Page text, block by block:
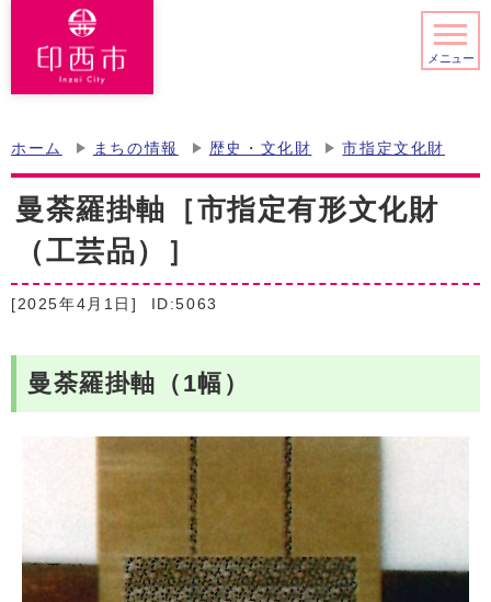
メニュー
ホーム まちの情報 歴史・文化財 市指定文化財
曼荼羅掛軸［市指定有形文化財
（工芸品）］
[2025年4月1日] ID:5063
曼荼羅掛軸（1幅）